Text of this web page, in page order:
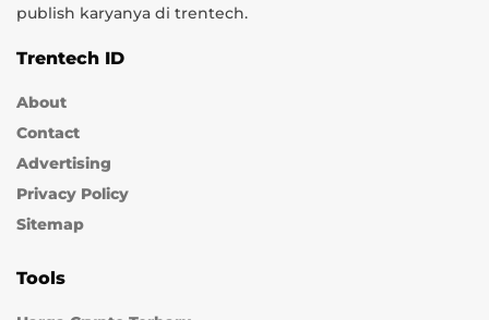
publish karyanya di trentech.
Trentech ID
About
Contact
Advertising
Privacy Policy
Sitemap
Tools